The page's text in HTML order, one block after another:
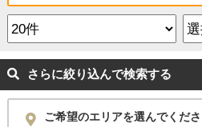
さらに絞り込んで検索する
ご希望のエリアを選んでくだ